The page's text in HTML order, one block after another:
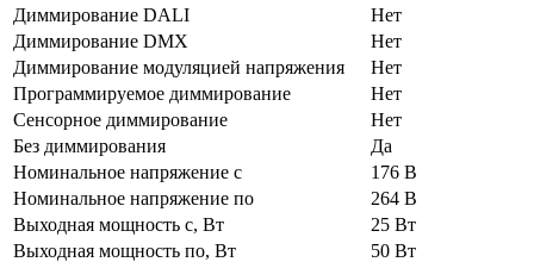
Диммирование DALI
Нет
Диммирование DMX
Нет
Диммирование модуляцией напряжения
Нет
Программируемое диммирование
Нет
Сенсорное диммирование
Нет
Без диммирования
Да
Номинальное напряжение с
176 В
Номинальное напряжение по
264 В
Выходная мощность с, Вт
25 Вт
Выходная мощность по, Вт
50 Вт